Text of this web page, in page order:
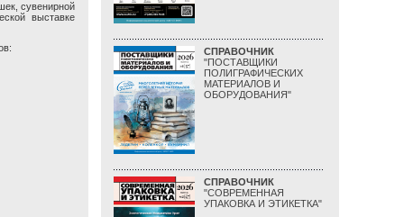
сувенирной
выставке
СПРАВОЧНИК
"ПОСТАВЩИКИ
ПОЛИГРАФИЧЕСКИХ
МАТЕРИАЛОВ И
ОБОРУДОВАНИЯ"
СПРАВОЧНИК
"СОВРЕМЕННАЯ
УПАКОВКА И ЭТИКЕТКА"